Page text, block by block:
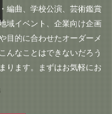
編曲、学校公演、芸術鑑賞
域イベント、企業向け企画
目的に合わせたオーダーメ
んなことはできないだろう
ります。まずはお気軽にお